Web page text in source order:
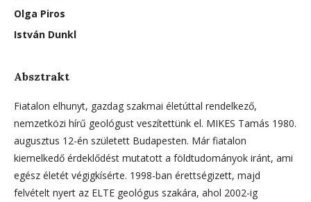
Olga Piros
István Dunkl
Absztrakt
Fiatalon elhunyt, gazdag szakmai életúttal rendelkező,
nemzetközi hírű geológust veszítettünk el. MIKES Tamás 1980.
augusztus 12-én született Budapesten. Már fiatalon
kiemelkedő érdeklődést mutatott a földtudományok iránt, ami
egész életét végigkísérte. 1998-ban érettségizett, majd
felvételt nyert az ELTE geológus szakára, ahol 2002-ig